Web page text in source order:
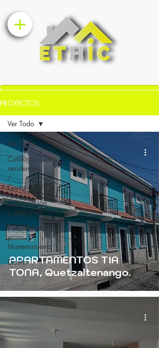
PROYECTOS
Ver Todo
Catálogo
residencial
/
Comercial
Construcción
y obra civíl
Remodelación
y
Mantenimiento
Diseño
Ver Todo
APARTAMENTOS TIA
TONA, Quetzaltenango.